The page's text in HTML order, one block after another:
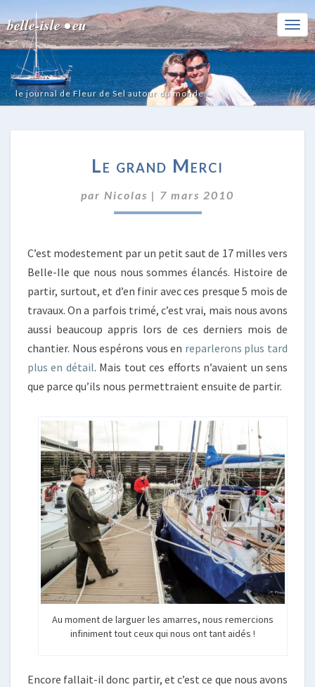
belle-isle • eu
le journal de Fleur de Sel autour du monde
GRAND
Le grand Merci
par Nicolas | 7 mars 2010
C’est modestement par un petit saut de 17 milles vers
Belle-Ile que nous nous sommes élancés. Histoire de
partir, surtout, et d’en finir avec ces presque 5 mois de
travaux. On a parfois trimé, c’est vrai, mais nous avons
aussi beaucoup appris lors de ces derniers mois de
chantier. Nous espérons vous en reparlerons plus tard
plus en détail. Mais tout ces efforts n’avaient un sens
que parce qu’ils nous permettraient ensuite de partir.
Au moment de larguer les amarres, nous remercions
infiniment tout ceux qui nous ont tant aidés !
Encore fallait-il donc partir, et c’est ce que nous avons